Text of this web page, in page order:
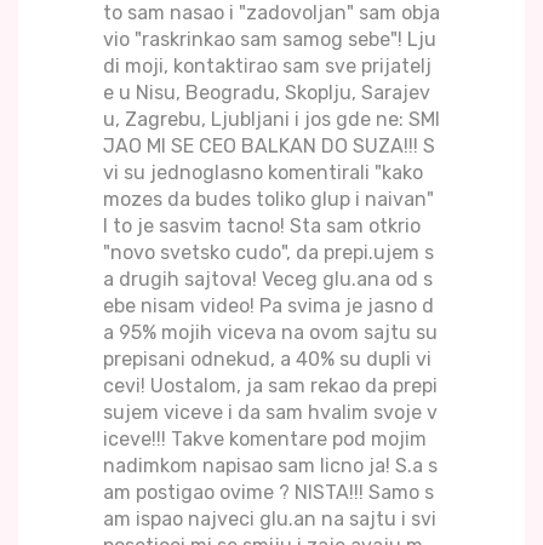
to sam nasao i "zadovoljan" sam obja
vio "raskrinkao sam samog sebe"! Lju
di moji, kontaktirao sam sve prijatelj
e u Nisu, Beogradu, Skoplju, Sarajev
u, Zagrebu, Ljubljani i jos gde ne: SMI
JAO MI SE CEO BALKAN DO SUZA!!! S
vi su jednoglasno komentirali "kako
mozes da budes toliko glup i naivan"
I to je sasvim tacno! Sta sam otkrio
"novo svetsko cudo", da prepi.ujem s
a drugih sajtova! Veceg glu.ana od s
ebe nisam video! Pa svima je jasno d
a 95% mojih viceva na ovom sajtu su
prepisani odnekud, a 40% su dupli vi
cevi! Uostalom, ja sam rekao da prepi
sujem viceve i da sam hvalim svoje v
iceve!!! Takve komentare pod mojim
nadimkom napisao sam licno ja! S.a s
am postigao ovime ? NISTA!!! Samo s
am ispao najveci glu.an na sajtu i svi